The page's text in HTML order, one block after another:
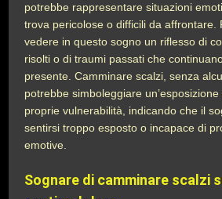
potrebbe rappresentare situazioni
trova pericolose o difficili da affrontare.
vedere in questo sogno un riflesso di
risolti o di traumi passati che
presente. Camminare scalzi, senza
potrebbe simboleggiare
proprie vulnerabilità, indicando che il
sentirsi troppo esposto o incapace di
emotive.
Sognare di camminare scalzi